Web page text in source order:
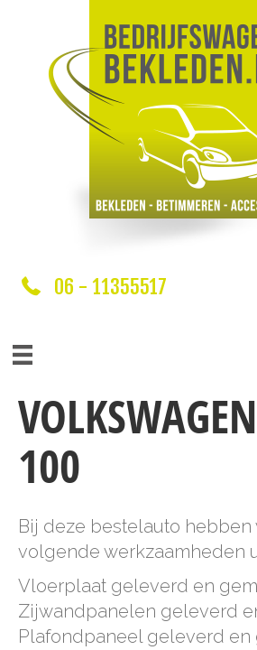
06 - 11355517
100
Bij deze bestelauto hebben
volgende werkzaamheden
Vloerplaat geleverd en
Zijwandpanelen geleverd
Plafondpaneel geleverd en